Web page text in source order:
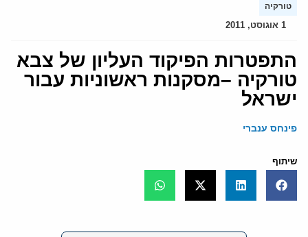
טורקיה
1 אוגוסט, 2011
התפטרות הפיקוד העליון של צבא
טורקיה –מסקנות ראשוניות עבור
ישראל
פינחס ענברי
שיתוף